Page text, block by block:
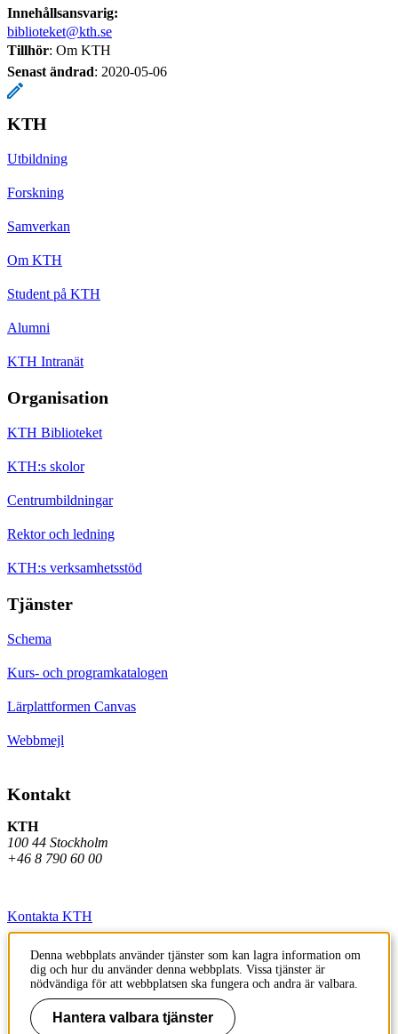
Innehållsansvarig:
biblioteket@kth.se
Tillhör: Om KTH
Senast ändrad: 2020-05-06
KTH
Utbildning
Forskning
Samverkan
Om KTH
Student på KTH
Alumni
KTH Intranät
Organisation
KTH Biblioteket
KTH:s skolor
Centrumbildningar
Rektor och ledning
KTH:s verksamhetsstöd
Tjänster
Schema
Kurs- och programkatalogen
Lärplattformen Canvas
Webbmejl
Kontakt
KTH
100 44 Stockholm
+46 8 790 60 00
Kontakta KTH
Jobba på KTH
Press och media
Faktura och betalning KTH
Denna webbplats använder tjänster som kan lagra information om
dig och hur du använder denna webbplats. Vissa tjänster är
nödvändiga för att webbplatsen ska fungera och andra är valbara.
Hantera valbara tjänster